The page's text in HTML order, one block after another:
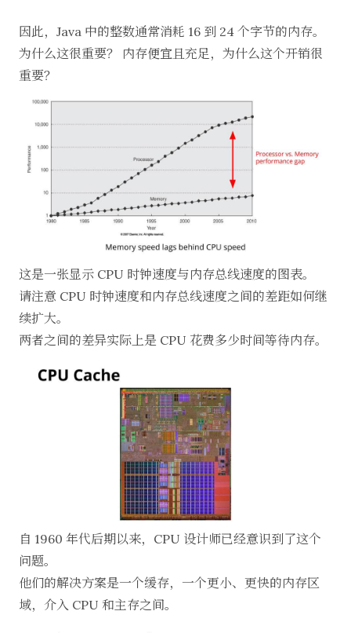
因此，Java 中的整数通常消耗 16 到 24 个字节的内存。
为什么这很重要？ 内存便宜且充足，为什么这个开销很
重要？
这是一张显示 CPU 时钟速度与内存总线速度的图表。
请注意 CPU 时钟速度和内存总线速度之间的差距如何继
续扩大。
两者之间的差异实际上是 CPU 花费多少时间等待内存。
自 1960 年代后期以来，CPU 设计师已经意识到了这个
问题。
他们的解决方案是一个缓存，一个更小、更快的内存区
域，介入 CPU 和主存之间。